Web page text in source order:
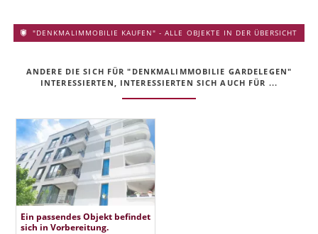
"DENKMALIMMOBILIE KAUFEN" - ALLE OBJEKTE IN DER ÜBERSICHT
ANDERE DIE SICH FÜR "DENKMALIMMOBILIE GARDELEGEN"
INTERESSIERTEN, INTERESSIERTEN SICH AUCH FÜR ...
Ein passendes Objekt befindet
sich in Vorbereitung.